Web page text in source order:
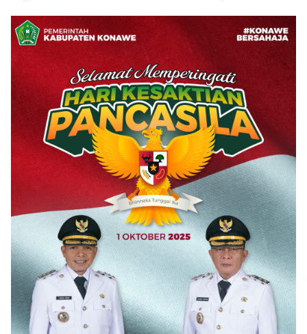
Sekwan
Tekankan Makna
Kemerdekaan
Konawe dan
Dinsos Bersatu
Tangani ODGJ
Suara “Kami
Tidak Pernah
Menutup Ruang